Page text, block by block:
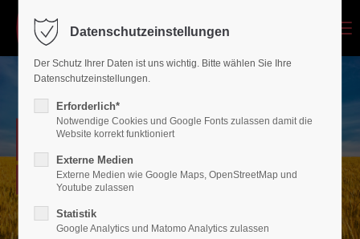
Login
Benutzername
Anmelden
NEWSARCHIV
Verein für Bewegungsspiele 1936/45 Polch/Maifeld e.V.
Datenschutzeinstellungen
Der Schutz Ihrer Daten ist uns wichtig. Bitte wählen Sie Ihre
Datenschutzeinstellungen.
Erforderlich*
Notwendige Cookies und Google Fonts zulassen damit die
Website korrekt funktioniert
Externe Medien
Externe Medien wie Google Maps, OpenStreetMap und
Youtube zulassen
Statistik
Google Analytics und Matomo Analytics zulassen